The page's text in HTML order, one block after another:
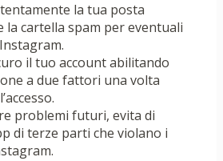
la tua posta
la cartella spam per eventuali
il tuo account abilitando
a due fattori una volta
problemi futuri, evita di
di terze parti che violano i